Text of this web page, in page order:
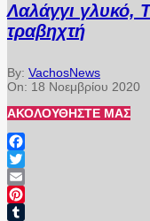
Λαλάγγι γλυκό,
τραβηχτή
By: VachosNews
On: 18 Νοεμβρίου 2020
ΑΚΟΛΟΥΘΉΣΤΕ ΜΑΣ
Facebook
Twitter
Email
Pinterest